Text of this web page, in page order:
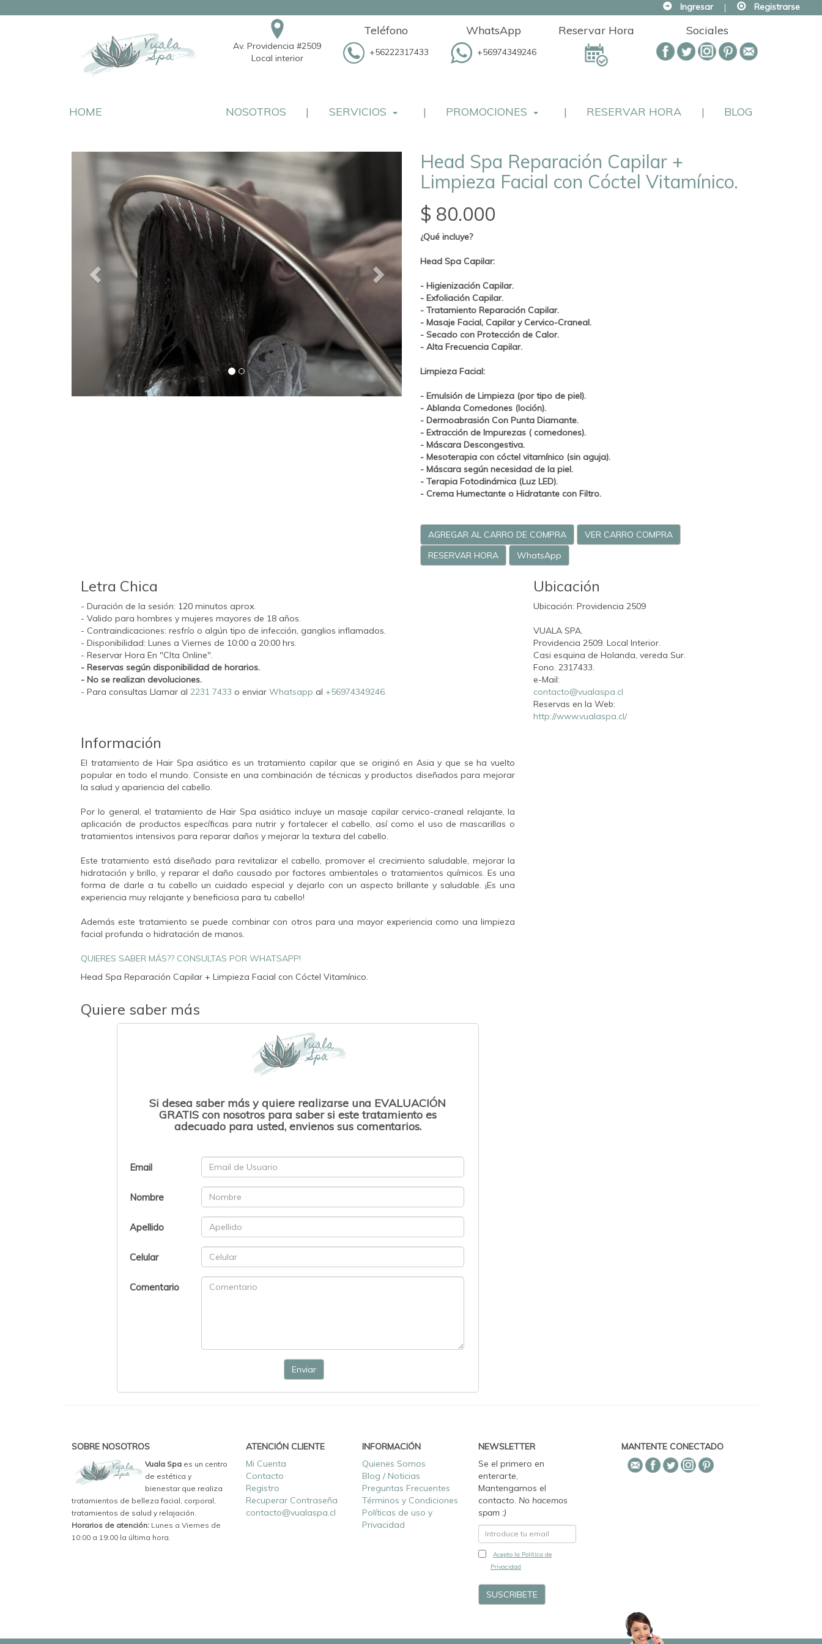
Ingresar | Registrarse
Av. Providencia #2509
Local interior
Teléfono
+56222317433
WhatsApp
+56974349246
Reservar Hora Sociales
HOME NOSOTROS | SERVICIOS | PROMOCIONES | RESERVAR HORA | BLOG
Head Spa Reparación Capilar +
Limpieza Facial con Cóctel Vitamínico.
$ 80.000
¿Qué incluye?
Head Spa Capilar:
- Higienización Capilar.
- Exfoliación Capilar.
- Tratamiento Reparación Capilar.
- Masaje Facial, Capilar y Cervico-Craneal.
- Secado con Protección de Calor.
- Alta Frecuencia Capilar.
Limpieza Facial:
- Emulsión de Limpieza (por tipo de piel).
- Ablanda Comedones (loción).
- Dermoabrasión Con Punta Diamante.
- Extracción de Impurezas ( comedones).
- Máscara Descongestiva.
- Mesoterapia con cóctel vitamínico (sin aguja).
- Máscara según necesidad de la piel.
- Terapia Fotodinámica (Luz LED).
- Crema Humectante o Hidratante con Filtro.
AGREGAR AL CARRO DE COMPRA
VER CARRO COMPRA
RESERVAR HORA
WhatsApp
Letra Chica
- Duración de la sesión: 120 minutos aprox.
- Valido para hombres y mujeres mayores de 18 años.
- Contraindicaciones: resfrío o algún tipo de infección, ganglios inflamados.
- Disponibilidad: Lunes a Viernes de 10:00 a 20:00 hrs.
- Reservar Hora En "CIta Online".
- Reservas según disponibilidad de horarios.
- No se realizan devoluciones.
- Para consultas Llamar al 2231 7433 o enviar Whatsapp al +56974349246.
Información
El tratamiento de Hair Spa asiático es un tratamiento capilar que se originó en Asia y que se ha vuelto
popular en todo el mundo. Consiste en una combinación de técnicas y productos diseñados para mejorar
la salud y apariencia del cabello.
Por lo general, el tratamiento de Hair Spa asiático incluye un masaje capilar cervico-craneal relajante, la
aplicación de productos específicas para nutrir y fortalecer el cabello, así como el uso de mascarillas o
tratamientos intensivos para reparar daños y mejorar la textura del cabello.
Este tratamiento está diseñado para revitalizar el cabello, promover el crecimiento saludable, mejorar la
hidratación y brillo, y reparar el daño causado por factores ambientales o tratamientos químicos. Es una
forma de darle a tu cabello un cuidado especial y dejarlo con un aspecto brillante y saludable. ¡Es una
experiencia muy relajante y beneficiosa para tu cabello!
Además este tratamiento se puede combinar con otros para una mayor experiencia como una limpieza
facial profunda o hidratación de manos.
QUIERES SABER MÁS?? CONSULTAS POR WHATSAPP!
Head Spa Reparación Capilar + Limpieza Facial con Cóctel Vitamínico.
Quiere saber más
Si desea saber más y quiere realizarse una EVALUACIÓN
GRATIS con nosotros para saber si este tratamiento es
adecuado para usted, envienos sus comentarios.
Email
Nombre
Apellido
Celular
Comentario
Enviar
Ubicación
Ubicación: Providencia 2509
VUALA SPA.
Providencia 2509. Local Interior.
Casi esquina de Holanda, vereda Sur.
Fono. 2317433.
e-Mail:
contacto@vualaspa.cl
Reservas en la Web:
http://www.vualaspa.cl/
SOBRE NOSOTROS
Vuala Spa es un centro
de estética y
bienestar que realiza
tratamientos de belleza facial, corporal,
tratamientos de salud y relajación.
Horarios de atención: Lunes a Viernes de
10:00 a 19:00 la última hora.
ATENCIÓN CLIENTE
Mi Cuenta
Contacto
Registro
Recuperar Contraseña
contacto@vualaspa.cl
INFORMACIÓN
Quienes Somos
Blog / Noticias
Preguntas Frecuentes
Términos y Condiciones
Políticas de uso y
Privacidad
NEWSLETTER
Se el primero en
enterarte,
Mantengamos el
contacto. No hacemos
spam :)
Acepto la Política de
Privacidad
MANTENTE CONECTADO